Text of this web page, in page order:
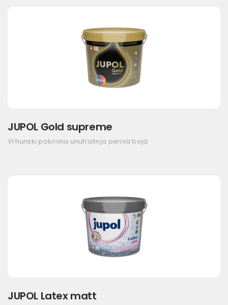
JUPOL Gold supreme
Vrhunski pokrivna unutrašnja periva boja
JUPOL Latex matt